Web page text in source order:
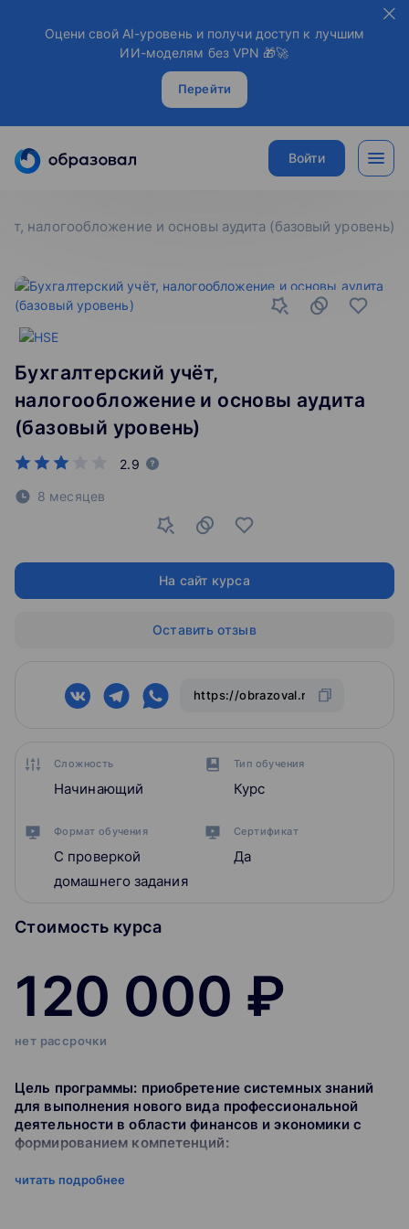
Оцени свой AI-уровень и получи доступ к лучшим
ИИ-моделям без VPN 🎁🚀
Перейти
Войти
налогообложение и основы аудита (базовый уровень)
Сложность
Начинающий
Тип обучения
Курс
Формат обучения
С проверкой
домашнего задания
Сертификат
Да
Стоимость курса
120 000 ₽
нет рассрочки
Цель программы: приобретение системных знаний
для выполнения нового вида профессиональной
деятельности в области финансов и экономики с
формированием компетенций:
принятие к учёту первичных учётных документов
читать подробнее
Бухгалтерский учёт,
налогообложение и основы аудита
(базовый уровень)
2.9
8 месяцев
На сайт курса
Оставить отзыв